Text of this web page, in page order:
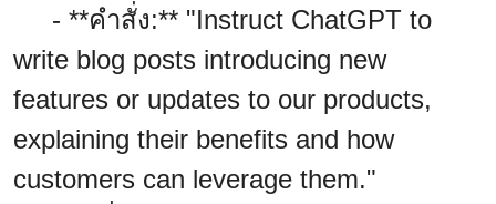
- **คำสั่ง:** "Instruct ChatGPT to
write blog posts introducing new
features or updates to our products,
explaining their benefits and how
customers can leverage them."